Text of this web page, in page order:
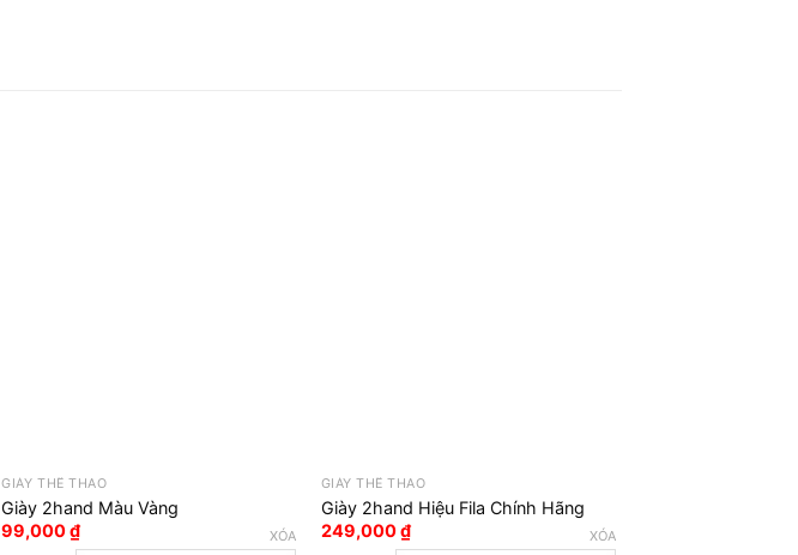
GIÀY THỂ THAO
Giày 2hand Màu Vàng
99,000₫ XÓA
GIÀY THỂ THAO
Giày 2hand Hiệu Fila Chính Hãng
249,000₫ XÓA